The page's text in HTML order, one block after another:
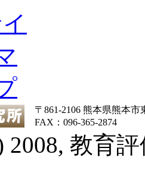
〒861-2106 熊本県熊本市
FAX：096-365-2874
2008, 教育